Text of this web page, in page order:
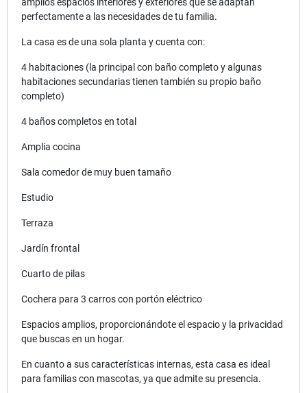
perfectamente a las necesidades de tu familia.
La casa es de una sola planta y cuenta con:
4 habitaciones (la principal con baño completo y algunas
habitaciones secundarias tienen también su propio baño
completo)
4 baños completos en total
Amplia cocina
Sala comedor de muy buen tamaño
Estudio
Terraza
Jardín frontal
Cuarto de pilas
Cochera para 3 carros con portón eléctrico
Espacios amplios, proporcionándote el espacio y la privacidad
que buscas en un hogar.
En cuanto a sus características internas, esta casa es ideal
para familias con mascotas, ya que admite su presencia.